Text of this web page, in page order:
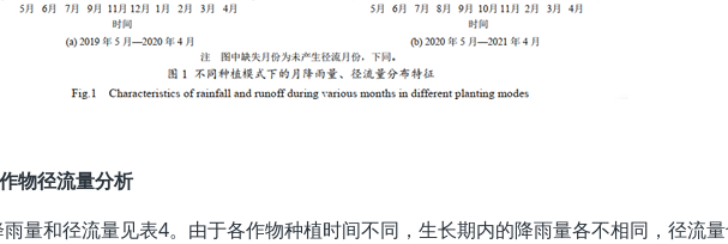
物径流量分析
量和径流量见表4。由于各作物种植时间不同，生长期内的降雨量各不相同，径流